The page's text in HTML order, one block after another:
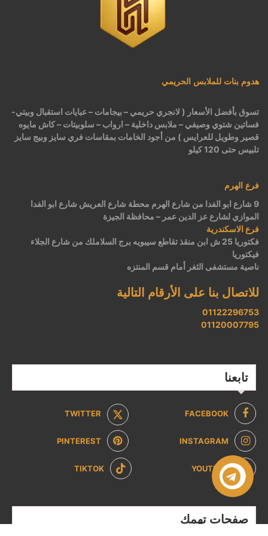
هدوم بنات للملابس الحريمي
تسوق بأفضل الأسعار ( لانجري حريمي – بيجامات – عبايات استقبال وبيتي-
فساتين شتوي وصيفي – ملابس داخلية – ارواب – سلوبيتات – كاش مايوه
قصير وطويل للعرايس ) من أجود الخامات بمقاسات فري سايز وبيج سايز
تلبيس حتى 120 كيلو
فرع الهرم
9 شارع ابو الفدا من شارع الهرم محطة شارع العريش شارع ابو الفدا
الموازي لشارع عز الدين عمر – محافظة الجيزة
فرع الاسكندرية
فكتوريا 25 ش ابن منقذ تقاطع سيبويه برج السلاملك من شارع الجلاء
فيكتوريا
ناصية مستشفى الثغر أمام قسم المنتزه
للاتصال بنا على الأرقام التالية
01122296753
01120007795
تابعنا
FACEBOOK
TWITTER
INSTAGRAM
PINTEREST
YOUTUBE
TIKTOK
صفحات تهمك